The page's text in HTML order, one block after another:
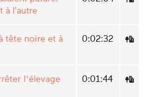
à l'autre
tête noire et à
0:02:32
l’élevage
0:01:44